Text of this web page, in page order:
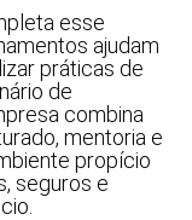
esse
ajudam
práticas de
de
combina
mentoria e
propício
seguros e